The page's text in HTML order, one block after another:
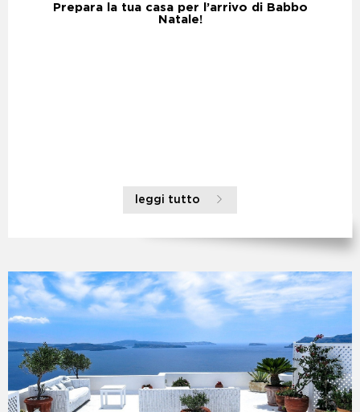
Prepara la tua casa per l’arrivo di Babbo
Natale!
leggi tutto